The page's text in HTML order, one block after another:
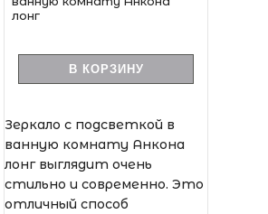
лонг
В КОРЗИНУ
Зеркало с подсветкой в
ванную комнату Анкона
лонг выглядит очень
стильно и современно. Это
отличный способ